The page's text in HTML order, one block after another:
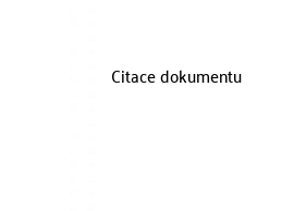
Citace dokumentu